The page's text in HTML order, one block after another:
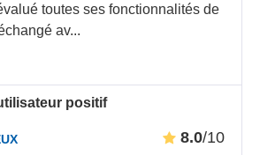
toutes ses fonctionnalités de
av...
positif
8.0/10